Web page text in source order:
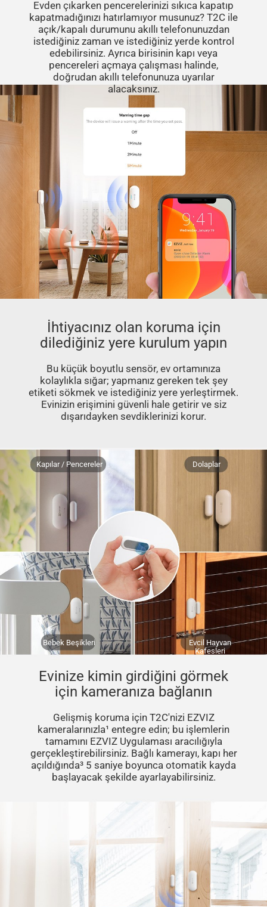
Evden çıkarken pencerelerinizi sıkıca kapatıp
kapatmadığınızı hatırlamıyor musunuz? T2C ile
açık/kapalı durumunu akıllı telefonunuzdan
istediğiniz zaman ve istediğiniz yerde kontrol
edebilirsiniz. Ayrıca birisinin kapı veya
pencereleri açmaya çalışması halinde,
doğrudan akıllı telefonunuza uyarılar
alacaksınız.
İhtiyacınız olan koruma için
dilediğiniz yere kurulum yapın
Bu küçük boyutlu sensör, ev ortamınıza
kolaylıkla sığar; yapmanız gereken tek şey
etiketi sökmek ve istediğiniz yere yerleştirmek.
Evinizin erişimini güvenli hale getirir ve siz
dışarıdayken sevdiklerinizi korur.
Kapılar / Pencereler Dolaplar
Bebek Beşikleri
Evcil Hayvan
Kafesleri
Evinize kimin girdiğini görmek
için kameranıza bağlanın
Gelişmiş koruma için T2C'nizi EZVIZ
kameralarınızla¹ entegre edin; bu işlemlerin
tamamını EZVIZ Uygulaması aracılığıyla
gerçekleştirebilirsiniz. Bağlı kamerayı, kapı her
açıldığında³ 5 saniye boyunca otomatik kayda
başlayacak şekilde ayarlayabilirsiniz.